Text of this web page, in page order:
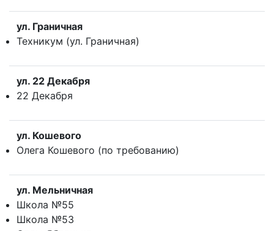
ул. Граничная
Техникум (ул. Граничная)
ул. 22 Декабря
22 Декабря
ул. Кошевого
Олега Кошевого (по требованию)
ул. Мельничная
Школа №55
Школа №53